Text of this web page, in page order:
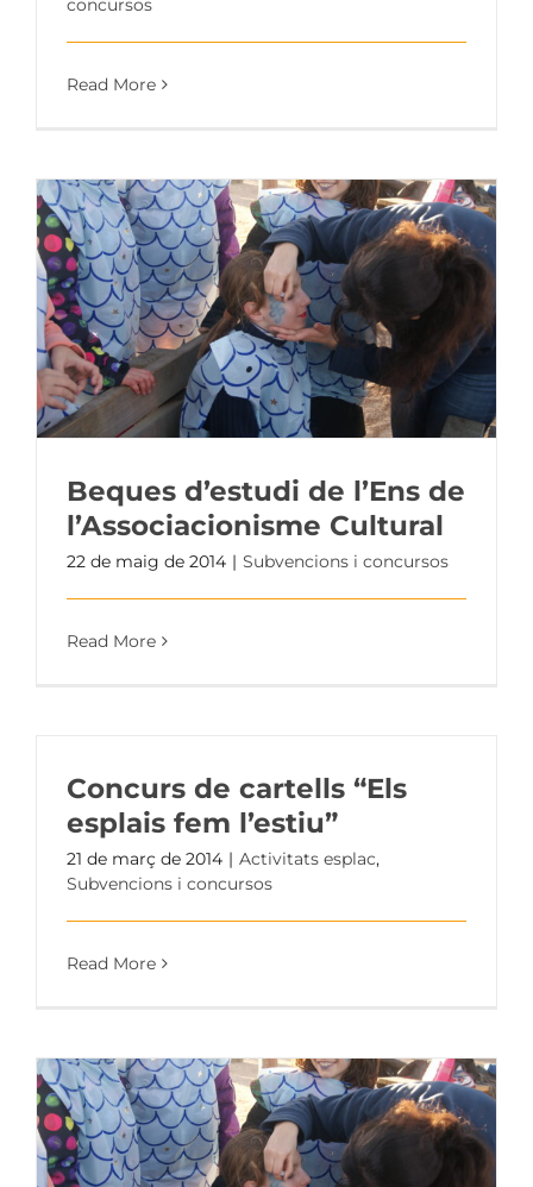
concursos
Read More
Beques d’estudi de l’Ens de
l’Associacionisme Cultural
22 de maig de 2014 | Subvencions i concursos
Read More
Concurs de cartells “Els
esplais fem l’estiu”
21 de març de 2014 | Activitats esplac,
Subvencions i concursos
Read More